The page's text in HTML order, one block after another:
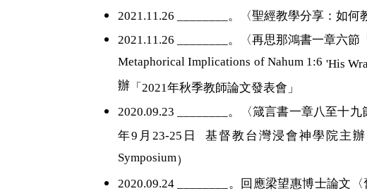
2021.11.26 ________ 。
〈聖經教學分享：如
2021.11.26 ________ 。 〈再思那鴻書一章六
Metaphorical Implications of Nahum 1:6 'His
辦 「 2021年秋季教師論文發表會」
2020.09.23 ________ 。 〈箴言書一章八至十
年9 月23-25 日 基督教台灣浸會神學院主
Symposium）
2020.09.24 ________ 。 回應梁望惠博士論文